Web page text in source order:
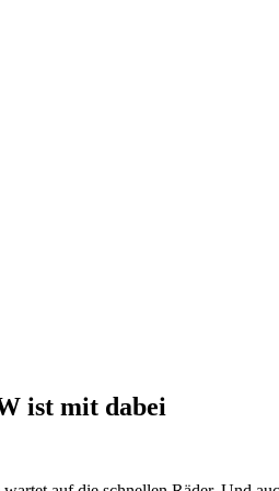
ist mit dabei